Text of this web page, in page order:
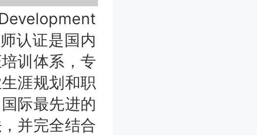
认证是国内
训体系，专
涯规划和职
际最先进的
并完全结合